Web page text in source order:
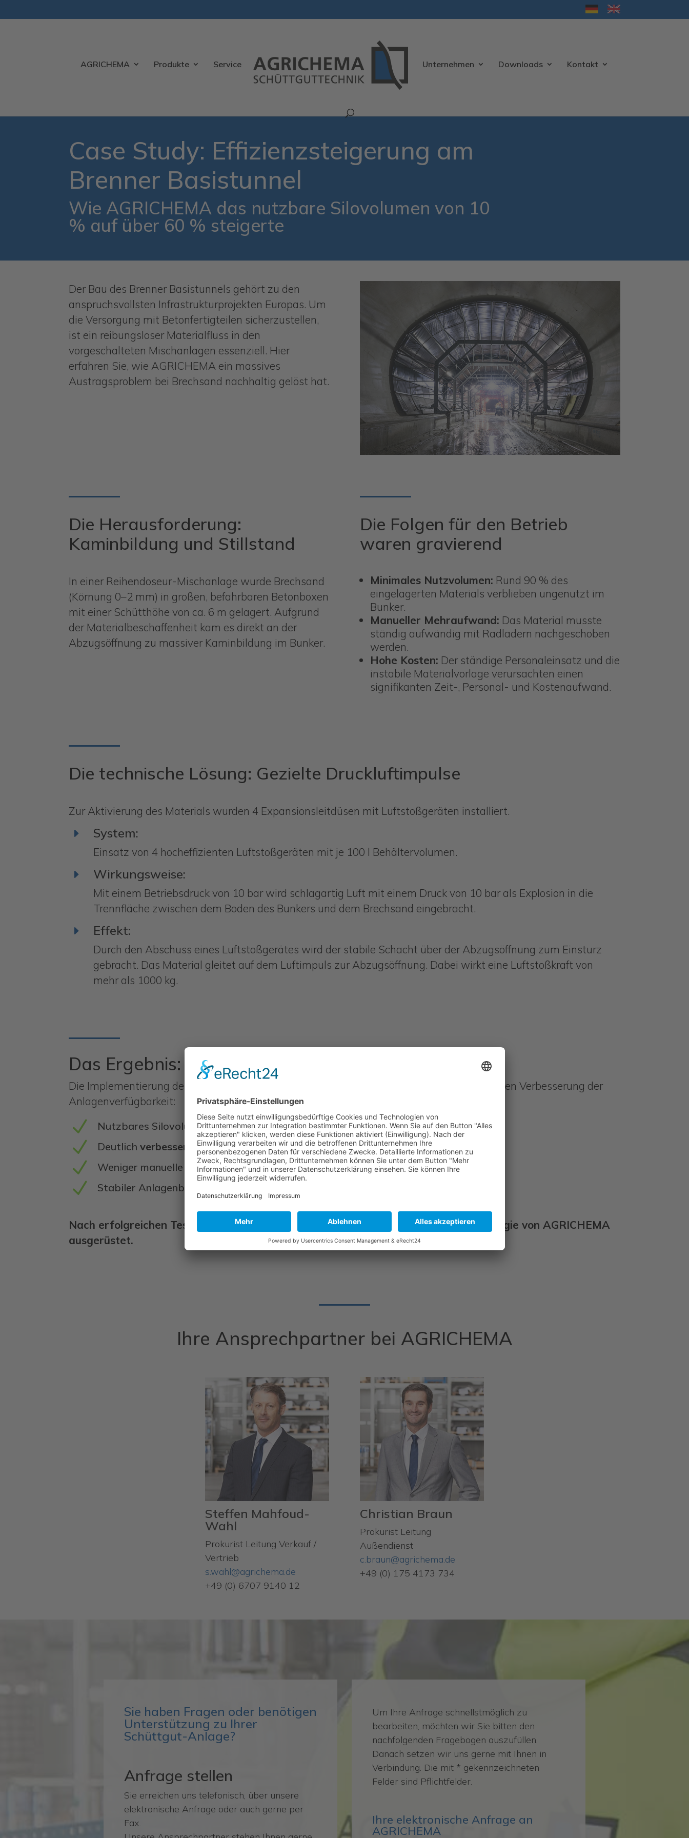
AGRICHEMA Produkte Service Unternehmen Downloads Kontakt
Case Study: Effizienzsteigerung am
Brenner Basistunnel
Wie AGRICHEMA das nutzbare Silovolumen von 10
% auf über 60 % steigerte
Der Bau des Brenner Basistunnels gehört zu den
anspruchsvollsten Infrastrukturprojekten Europas. Um
die Versorgung mit Betonfertigteilen sicherzustellen,
ist ein reibungsloser Materialfluss in den
vorgeschalteten Mischanlagen essenziell. Hier
erfahren Sie, wie AGRICHEMA ein massives
Austragsproblem bei Brechsand nachhaltig gelöst hat.
Die Herausforderung:
Kaminbildung und Stillstand
In einer Reihendoseur-Mischanlage wurde Brechsand
(Körnung 0–2 mm) in großen, befahrbaren Betonboxen
mit einer Schütthöhe von ca. 6 m gelagert. Aufgrund
der Materialbeschaffenheit kam es direkt an der
Abzugsöffnung zu massiver Kaminbildung im Bunker.
Die Folgen für den Betrieb
waren gravierend
Minimales Nutzvolumen: Rund 90 % des
eingelagerten Materials verblieben ungenutzt im
Bunker.
Manueller Mehraufwand: Das Material musste
ständig aufwändig mit Radladern nachgeschoben
werden.
Hohe Kosten: Der ständige Personaleinsatz und die
instabile Materialvorlage verursachten einen
signifikanten Zeit-, Personal- und Kostenaufwand.
Die technische Lösung: Gezielte Druckluftimpulse
Zur Aktivierung des Materials wurden 4 Expansionsleitdüsen mit Luftstoßgeräten installiert.
E System:
Einsatz von 4 hocheffizienten Luftstoßgeräten mit je 100 l Behältervolumen.
E Wirkungsweise:
Mit einem Betriebsdruck von 10 bar wird schlagartig Luft mit einem Druck von 10 bar als Explosion in die
Trennfläche zwischen dem Boden des Bunkers und dem Brechsand eingebracht.
E Effekt:
Durch den Abschuss eines Luftstoßgerätes wird der stabile Schacht über der Abzugsöffnung zum Einsturz
gebracht. Das Material gleitet auf dem Luftimpuls zur Abzugsöffnung. Dabei wirkt eine Luftstoßkraft von
mehr als 1000 kg.
Das Ergebnis: Stabilität und Wirtschaftlichkeit
Die Implementierung der AGRICHEMA-Technologie führte zu einer sofortigen und messbaren Verbesserung der
Anlagenverfügbarkeit:
N Nutzbares Silovolumenvon ca. 10 % auf über 60 % gesteigert
N Deutlich verbesserter Materialfluss
N Weniger manuelle Nacharbeit
N Stabiler Anlagenbetrieb
Nach erfolgreichen Tests wurden weitere
drei Bunker mit der Luftstoßgerätetechnologie von AGRICHEMA
ausgerüstet.
Ihre Ansprechpartner bei AGRICHEMA
Steffen Mahfoud-
Wahl
Prokurist Leitung Verkauf /
Vertrieb
s.wahl@agrichema.de
+49 (0) 6707 9140 12
Christian Braun
Prokurist Leitung
Außendienst
c.braun@agrichema.de
+49 (0) 175 4173 734
Sie haben Fragen oder benötigen
Unterstützung zu Ihrer
Schüttgut-Anlage?
Anfrage stellen
Sie erreichen uns telefonisch, über unsere
elektronische Anfrage oder auch gerne per
Fax.
Um Ihre Anfrage schnellstmöglich zu
bearbeiten, möchten wir Sie bitten den
nachfolgenden Fragebogen auszufüllen.
Danach setzen wir uns gerne mit Ihnen in
Verbindung. Die mit * gekennzeichneten
Felder sind Pflichtfelder.
Ihre elektronische Anfrage an
AGRICHEMA